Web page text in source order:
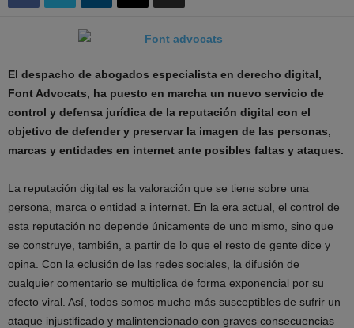
El despacho de abogados especialista en derecho digital,
Font Advocats, ha puesto en marcha un nuevo servicio de
control y defensa jurídica de la reputación digital con el
objetivo de defender y preservar la imagen de las personas,
marcas y entidades en internet ante posibles faltas y ataques.
La reputación digital es la valoración que se tiene sobre una
persona, marca o entidad a internet. En la era actual, el control de
esta reputación no depende únicamente de uno mismo, sino que
se construye, también, a partir de lo que el resto de gente dice y
opina. Con la eclusión de las redes sociales, la difusión de
cualquier comentario se multiplica de forma exponencial por su
efecto viral. Así, todos somos mucho más susceptibles de sufrir un
ataque injustificado y malintencionado con graves consecuencias